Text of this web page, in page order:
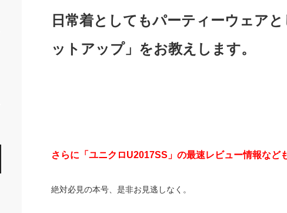
日常着としてもパーティーウェア
ットアップ」をお教えします。
さらに「ユニクロU2017SS」の最速レビュー情報など
絶対必見の本号、是非お見逃しなく。